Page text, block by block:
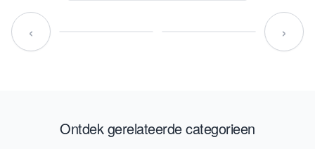
‹ ›
Ontdek gerelateerde categorieen